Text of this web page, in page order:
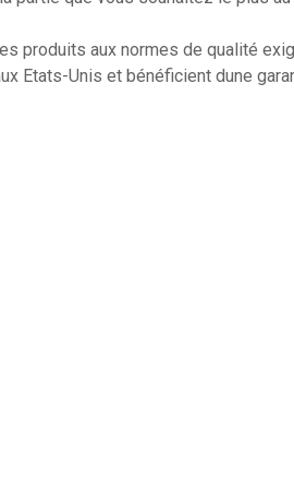
produits aux normes de qualité
Etats-Unis et bénéficient dune